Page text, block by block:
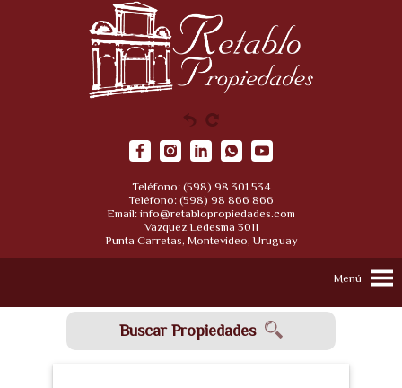
Teléfono: (598) 98 301 534
Teléfono: (598) 98 866 866
Email: info@retablopropiedades.com
Vazquez Ledesma 3011
Punta Carretas, Montevideo, Uruguay
Menú
Buscar Propiedades